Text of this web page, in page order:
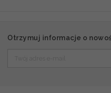
Otrzymuj informacje o